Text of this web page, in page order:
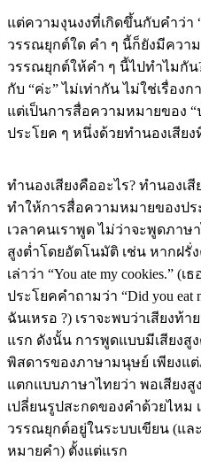
แต่ความงุนงงที่เกิดขึ้นกับคำว่า
วรรณยุกต์ใด คำ ๆ นี้ก็ยังมีควา
วรรณยุกต์ให้คำ ๆ นี้ไปทำไมกัน
กับ “ค่ะ” ไม่เท่ากัน ไม่ใช่เรื่อง
แต่เป็นการสื่อความหมายของ “
ประโยค ๆ หนึ่งด้วยทำนองเสีย
ทำนองเสียงคืออะไร? ทำนองเ
ทำให้การสื่อความหมายของป
เวลาคนเราพูด ไม่ว่าจะพูดภาษ
สูงต่ำโดยอัตโนมัติ เช่น หากฝรั่
เล่าว่า “You ate my cookies.”
ประโยคคำถามว่า “Did you eat
ฉันเหรอ ?) เราจะพบว่าเสียงท้
แรก ดังนั้น การพูดแบบมีเสียงสู
พิสดารของภาษามนุษย์ เพียงแ
แตกแบบภาษาไทยว่า พอเสียงสู
เปลี่ยนรูปสะกดของคำด้วยไหม
วรรณยุกต์อยู่ในระบบเขียน (แล
หมายคำ) ตั้งแต่แรก